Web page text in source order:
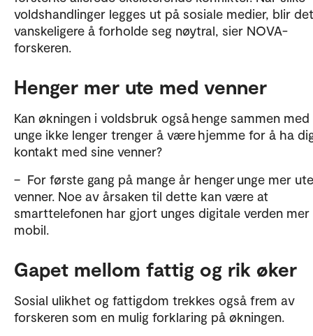
voldshandlinger legges ut på sosiale medier, blir
vanskeligere å forholde seg nøytral, sier NOVA-
forskeren.
Henger mer ute med venner
Kan økningen i voldsbruk også henge sammen med
unge ikke lenger trenger å være hjemme for å ha
kontakt med sine venner?
– For første gang på mange år henger unge mer
venner. Noe av årsaken til dette kan være at
smarttelefonen har gjort unges digitale verden mer
mobil.
Gapet mellom fattig og rik øker
Sosial ulikhet og fattigdom trekkes også frem av
forskeren som en mulig forklaring på økningen.